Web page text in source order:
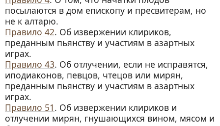
посылаются в дом епископу и пресвитерам, но
не к алтарю.
Правило 42. Об извержении клириков,
преданным пьянству и участиям в азартных
играх.
Правило 43. Об отлучении, если не исправятся,
иподиаконов, певцов, чтецов или мирян,
преданным пьянству и участиям в азартных
играх.
Правило 51. Об извержении клириков и
отлучении мирян, гнушающихся вином, мясом и